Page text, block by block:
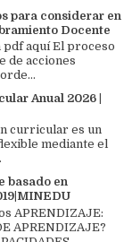
para considerar en
Docente
aquí El proceso
de acciones
Anual 2026 |
curricular es un
mediante el
basado en
APRENDIZAJE:
APRENDIZAJE?